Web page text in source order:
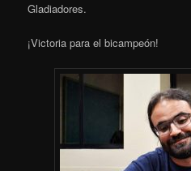
Gladiadores.
¡Victoria para el bicampeón!